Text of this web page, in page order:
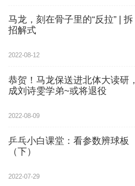
马龙，刻在骨子里的“反拉” | 拆
招解式
2022-08-12
恭贺！马龙保送进北体大读研，
成刘诗雯学弟~或将退役
2022-08-09
乒乓小白课堂：看参数辨球板
（下）
2022-07-29